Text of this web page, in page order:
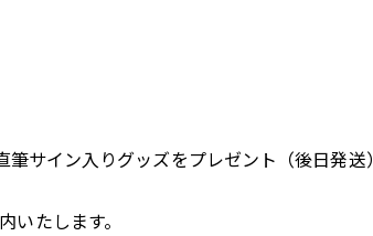
サイン入りグッズをプレゼント（後日発送）
たします。